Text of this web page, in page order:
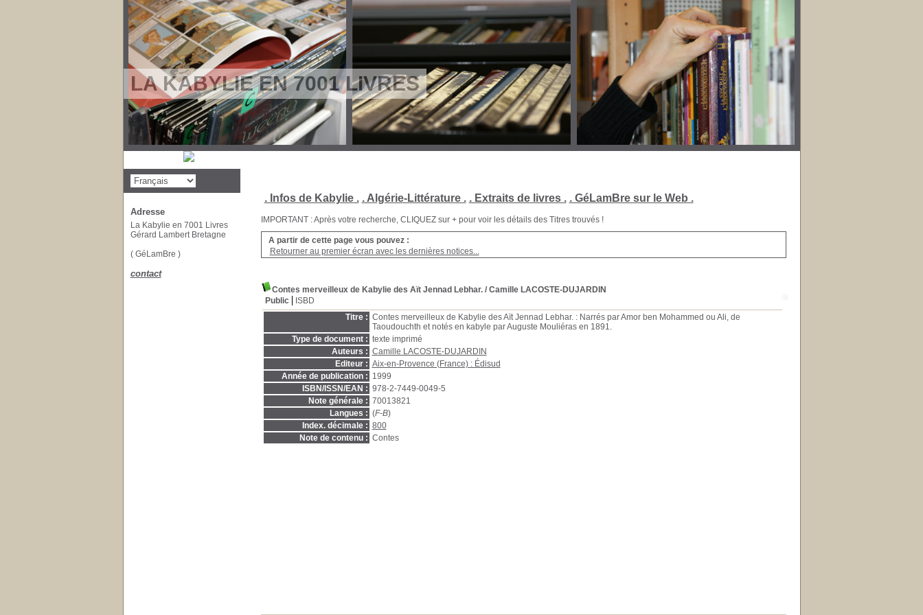
LA KABYLIE EN 7001 LIVRES
. Infos de Kabylie . . Algérie-Littérature . . Extraits de livres . . GéLamBre sur le Web .
IMPORTANT : Après votre recherche, CLIQUEZ sur + pour voir les détails des Titres trouvés !
A partir de cette page vous pouvez :
Retourner au premier écran avec les dernières notices...
Contes merveilleux de Kabylie des Aït Jennad Lebhar./ Camille LACOSTE-DUJARDIN
Public
ISBD
Titre : Contes merveilleux de Kabylie des Aït Jennad Lebhar. : Narrés par Amor ben Mohammed ou Ali, de
Taoudouchth et notés en kabyle par Auguste Mouliéras en 1891.
Type de document : texte imprimé
Auteurs : Camille LACOSTE-DUJARDIN
Editeur : Aix-en-Provence (France) : Édisud
Année de publication : 1999
ISBN/ISSN/EAN : 978-2-7449-0049-5
Note générale : 70013821
Langues : (F-B)
Index. décimale : 800
Note de contenu : Contes
Adresse
La Kabylie en 7001 Livres
Gérard Lambert Bretagne
( GéLamBre )
contact